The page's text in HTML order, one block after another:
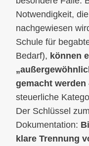
Notwendigkeit,
nachgewiesen
Schule für
Bedarf), können
gemacht werden
steuerliche
Der Schlüssel
Dokumentation:
klare Trennung